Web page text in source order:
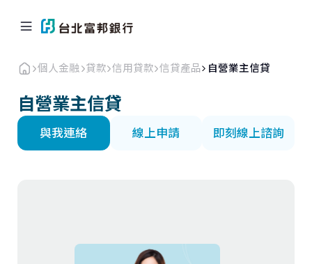
個人金融 企業．商戶 海外業務 關於北富銀
個人金融 貸款 信用貸款 信貸產品 自營業主信貸
自營業主信貸
與我連絡 線上申請 即刻線上諮詢